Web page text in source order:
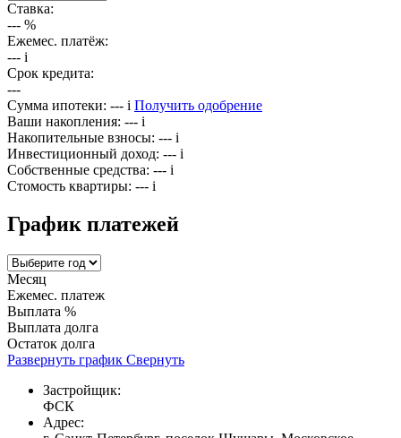
Ставка:
--- %
Ежемес. платёж:
--- i
Срок кредита:
---
Сумма ипотеки: --- i Получить одобрение
Ваши накопления: --- i
Накопительные взносы: --- i
Инвестиционный доход: --- i
Собственные средства: --- i
Стомость квартиры: --- i
График платежей
Месяц
Ежемес. платеж
Выплата %
Выплата долга
Остаток долга
Развернуть график Свернуть
Застройщик:
ФСК
Адрес: